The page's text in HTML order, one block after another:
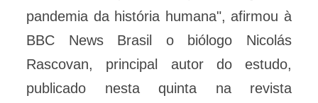
pandemia da história humana", afirmou à
BBC News Brasil o biólogo Nicolás
Rascovan, principal autor do estudo,
publicado nesta quinta na revista